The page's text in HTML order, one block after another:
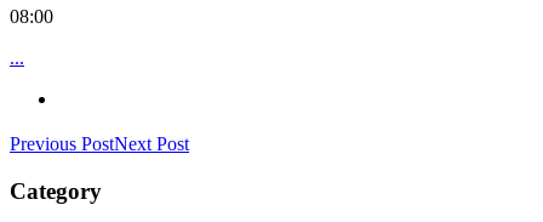
08:00
...
Previous PostNext Post
Category